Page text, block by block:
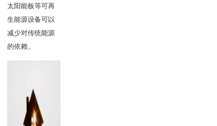
太阳能板等可再
生能源设备可以
减少对传统能源
的依赖。